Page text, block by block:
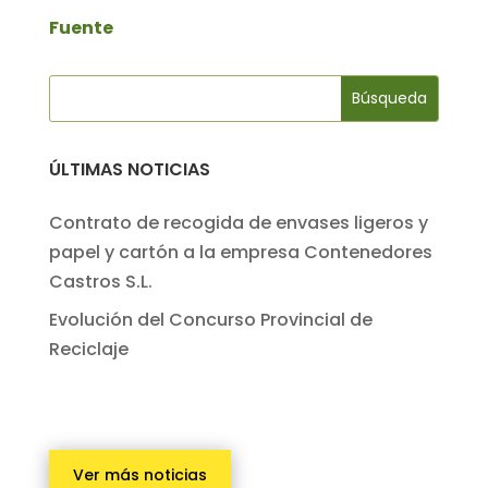
Fuente
ÚLTIMAS NOTICIAS
Contrato de recogida de envases ligeros y
papel y cartón a la empresa Contenedores
Castros S.L.
Evolución del Concurso Provincial de
Reciclaje
Ver más noticias